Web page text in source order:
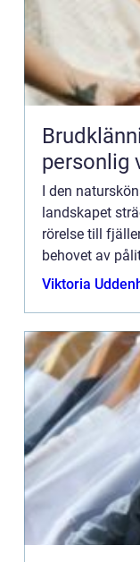
personlig
I den
landskapet
rörelse till
behovet av
betonas. Att ha
Viktoria